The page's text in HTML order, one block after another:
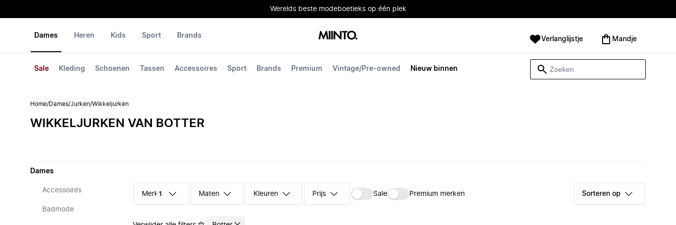
Werelds beste modeboetieks op één plek
Dames
Sale Kleding Schoenen Tassen Accessoires Sport Brands Premium Vintage/Pre-owned Nieuw binnen
Heren Kids Sport Brands Verlanglijstje Mandje
Home/Dames/Jurken/Wikkeljurken
WIKKELJURKEN VAN BOTTER
Dames
Accessoires
Badmode
Merk 1 Maten Kleuren Prijs Sale Premium merken Sorteren op